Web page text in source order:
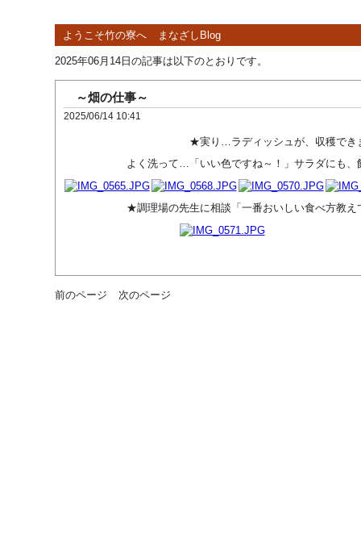
ようこそ竹の寮へ まなざしBlog
2025年06月14日の記事は以下のとおりです。
～畑の仕事～
2025/06/14 10:41
★実り…ラディッシュが、収穫できま
よく洗って…「いい色ですね～！」サラダにも、飾
★調理場の先生に相談「一番おいしい食べ方教えて
前のページ 次のページ